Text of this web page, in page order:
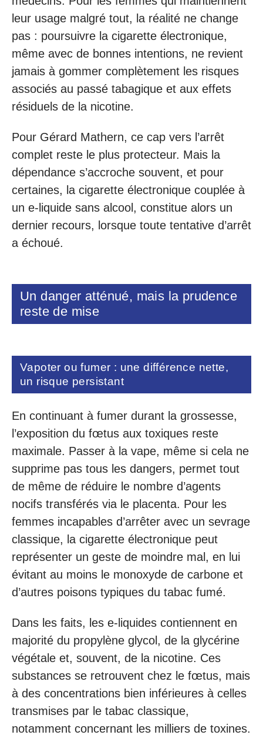
leur usage malgré tout, la réalité ne change
pas : poursuivre la cigarette électronique,
même avec de bonnes intentions, ne revient
jamais à gommer complètement les risques
associés au passé tabagique et aux effets
résiduels de la nicotine.
Pour Gérard Mathern, ce cap vers l’arrêt
complet reste le plus protecteur. Mais la
dépendance s’accroche souvent, et pour
certaines, la cigarette électronique couplée à
un e-liquide sans alcool, constitue alors un
dernier recours, lorsque toute tentative d’arrêt
a échoué.
Un danger atténué, mais la prudence
reste de mise
Vapoter ou fumer : une différence nette,
un risque persistant
En continuant à fumer durant la grossesse,
l’exposition du fœtus aux toxiques reste
maximale. Passer à la vape, même si cela ne
supprime pas tous les dangers, permet tout
de même de réduire le nombre d’agents
nocifs transférés via le placenta. Pour les
femmes incapables d’arrêter avec un sevrage
classique, la cigarette électronique peut
représenter un geste de moindre mal, en lui
évitant au moins le monoxyde de carbone et
d’autres poisons typiques du tabac fumé.
Dans les faits, les e-liquides contiennent en
majorité du propylène glycol, de la glycérine
végétale et, souvent, de la nicotine. Ces
substances se retrouvent chez le fœtus, mais
à des concentrations bien inférieures à celles
transmises par le tabac classique,
notamment concernant les milliers de toxines.